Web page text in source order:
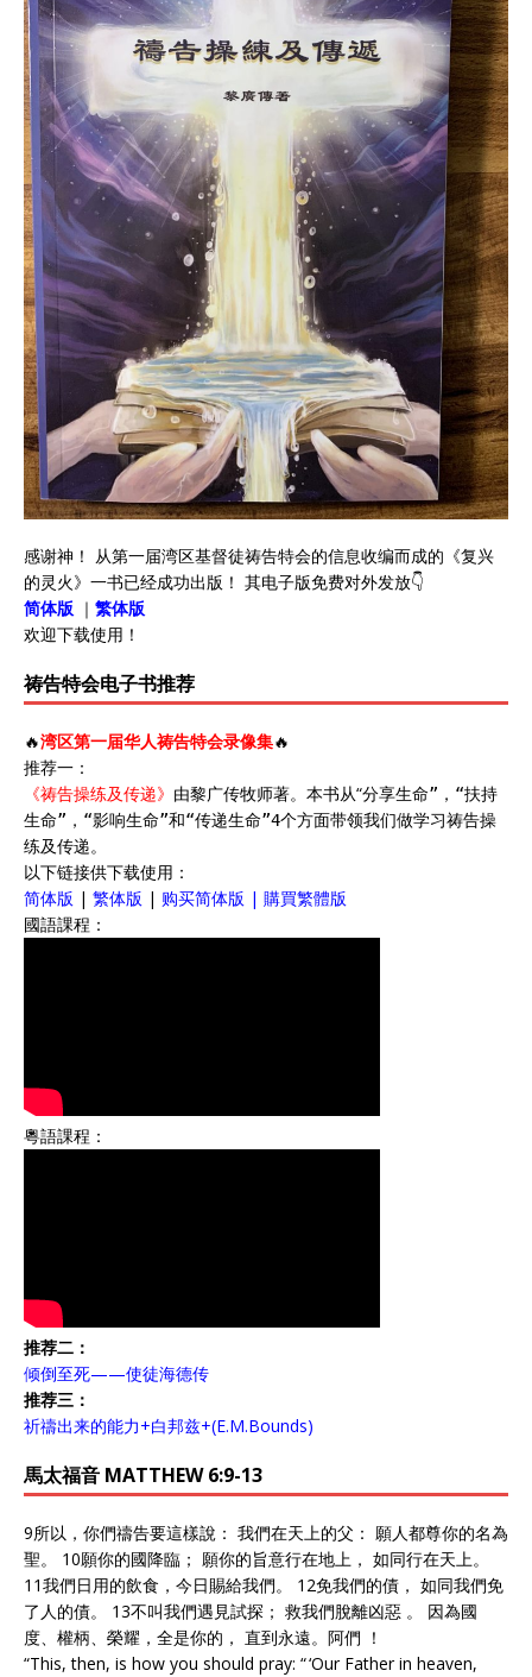
感谢神！ 从第一届湾区基督徒祷告特会的信息收编而成的《复兴
的灵火》一书已经成功出版！ 其电子版免费对外发放👇
简体版 ｜ 繁体版
欢迎下载使用！
祷告特会电子书推荐
🔥湾区第一届华人祷告特会录像集🔥
推荐一：
《祷告操练及传递》 由黎广传牧师著。本书从“分享生命”，“扶持
生命”，“影响生命”和“传递生命”4个方面带领我们做学习祷告操
练及传递。
以下链接供下载使用：
简体版 | 繁体版 | 购买简体版 | 購買繁體版
國語課程：
粵語課程：
推荐二：
倾倒至死——使徒海德传
推荐三：
祈禱出来的能力+白邦兹+(E.M.Bounds)
馬太福音 MATTHEW 6:9-13
9所以，你們禱告要這樣說： 我們在天上的父： 願人都尊你的名為
聖。 10願你的國降臨； 願你的旨意行在地上， 如同行在天上。
11我們日用的飲食，今日賜給我們。 12免我們的債， 如同我們免
了人的債。 13不叫我們遇見試探； 救我們脫離凶惡 。 因為國
度、權柄、榮耀，全是你的， 直到永遠。阿們 ！
“This, then, is how you should pray: “ ‘Our Father in heaven,